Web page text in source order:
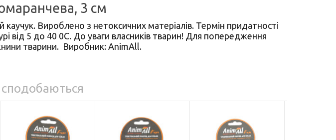
3 см
Вироблено з нетоксичних матеріалів. Термін придатності
від 5 до 40 0С. До уваги власників тварин! Для попередження
тварини. Виробник: AnimAll.